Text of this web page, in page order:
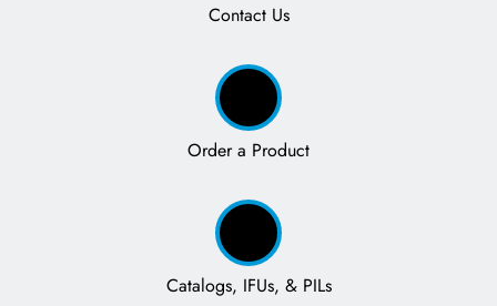
Contact Us
Order a Product
Catalogs, IFUs, & PILs